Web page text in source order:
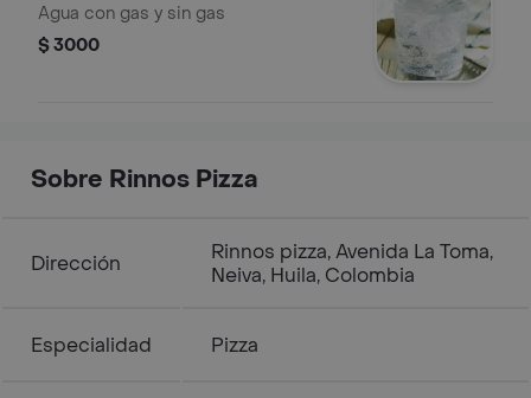
Agua con gas y sin gas
$ 3000
Sobre Rinnos Pizza
Dirección
Rinnos pizza, Avenida La Toma,
Neiva, Huila, Colombia
Especialidad Pizza